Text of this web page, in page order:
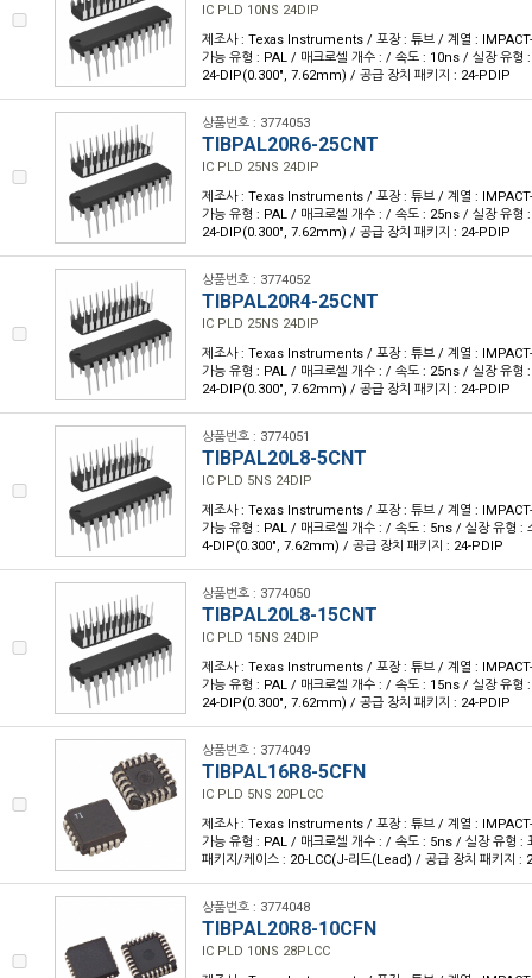
IC PLD 10NS 24DIP
제조사 : Texas Instruments / 포장 : 튜브 / 계열 :
가능 유형 : PAL / 매크로셀 개수 : / 속도 : 10ns / 실장 유형
24-DIP(0.300", 7.62mm) / 공급 장치 패키지 : 24-PDIP
상품번호 : 3774053
TIBPAL20R6-25CNT
IC PLD 25NS 24DIP
제조사 : Texas Instruments / 포장 : 튜브 / 계열 :
가능 유형 : PAL / 매크로셀 개수 : / 속도 : 25ns / 실장 유형
24-DIP(0.300", 7.62mm) / 공급 장치 패키지 : 24-PDIP
상품번호 : 3774052
TIBPAL20R4-25CNT
IC PLD 25NS 24DIP
제조사 : Texas Instruments / 포장 : 튜브 / 계열 :
가능 유형 : PAL / 매크로셀 개수 : / 속도 : 25ns / 실장 유형
24-DIP(0.300", 7.62mm) / 공급 장치 패키지 : 24-PDIP
상품번호 : 3774051
TIBPAL20L8-5CNT
IC PLD 5NS 24DIP
제조사 : Texas Instruments / 포장 : 튜브 / 계열 :
가능 유형 : PAL / 매크로셀 개수 : / 속도 : 5ns / 실장 유형 :
4-DIP(0.300", 7.62mm) / 공급 장치 패키지 : 24-PDIP
상품번호 : 3774050
TIBPAL20L8-15CNT
IC PLD 15NS 24DIP
제조사 : Texas Instruments / 포장 : 튜브 / 계열 :
가능 유형 : PAL / 매크로셀 개수 : / 속도 : 15ns / 실장 유형
24-DIP(0.300", 7.62mm) / 공급 장치 패키지 : 24-PDIP
상품번호 : 3774049
TIBPAL16R8-5CFN
IC PLD 5NS 20PLCC
제조사 : Texas Instruments / 포장 : 튜브 / 계열 :
가능 유형 : PAL / 매크로셀 개수 : / 속도 : 5ns / 실장 유형 :
패키지/케이스 : 20-LCC(J-리드(Lead) / 공급 장치 패키지 :
상품번호 : 3774048
TIBPAL20R8-10CFN
IC PLD 10NS 28PLCC